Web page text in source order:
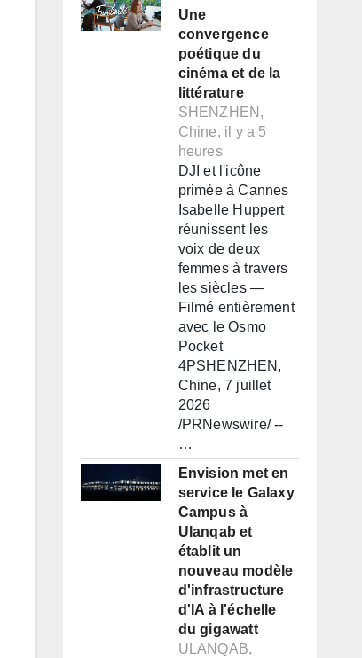
Une
convergence
poétique du
cinéma et de la
littérature
SHENZHEN,
Chine, il y a 5
heures
DJI et l'icône
primée à Cannes
Isabelle Huppert
réunissent les
voix de deux
femmes à travers
les siècles —
Filmé entièrement
avec le Osmo
Pocket
4PSHENZHEN,
Chine, 7 juillet
2026
/PRNewswire/ --
…
Envision met en
service le Galaxy
Campus à
Ulanqab et
établit un
nouveau modèle
d'infrastructure
d'IA à l'échelle
du gigawatt
ULANQAB,